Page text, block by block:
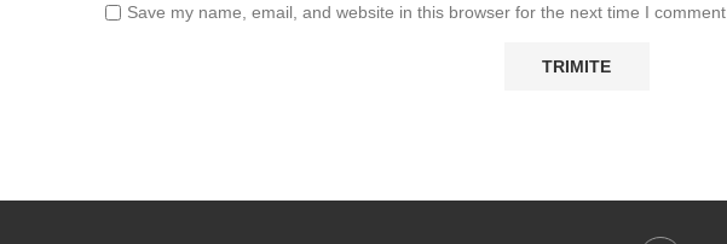
Save my name, email, and website in this browser for the next time I comment.